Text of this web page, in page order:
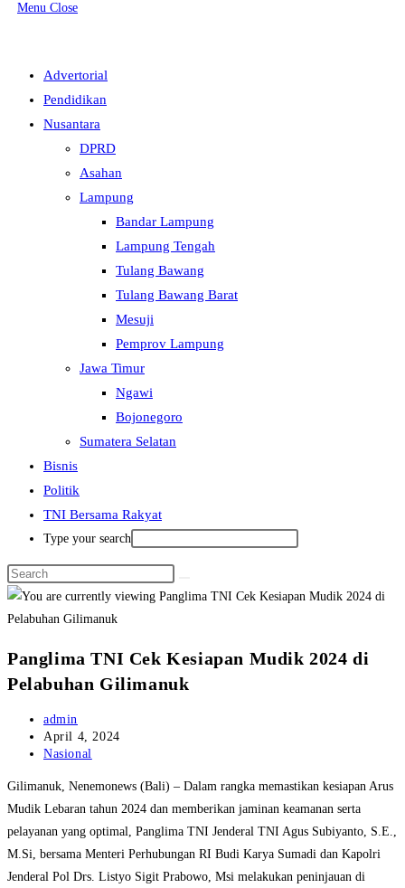
Menu Close
Advertorial
Pendidikan
Nusantara
DPRD
Asahan
Lampung
Bandar Lampung
Lampung Tengah
Tulang Bawang
Tulang Bawang Barat
Mesuji
Pemprov Lampung
Jawa Timur
Ngawi
Bojonegoro
Sumatera Selatan
Bisnis
Politik
TNI Bersama Rakyat
Type your search
Panglima TNI Cek Kesiapan Mudik 2024 di
Pelabuhan Gilimanuk
Post
author:
admin
Post
published:
April 4, 2024
Post
Nasional
Gilimanuk, Nenemonews (Bali) – Dalam rangka memastikan kesiapan Arus
Mudik Lebaran tahun 2024 dan memberikan jaminan keamanan serta
pelayanan yang optimal, Panglima TNI Jenderal TNI Agus Subiyanto, S.E.,
M.Si, bersama Menteri Perhubungan RI Budi Karya Sumadi dan Kapolri
Jenderal Pol Drs. Listyo Sigit Prabowo, Msi melakukan peninjauan di